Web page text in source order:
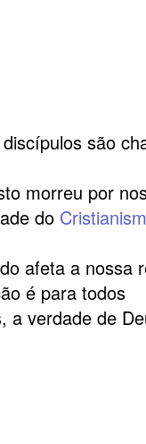
são
morreu por
do
afeta a nossa
é para todos
a verdade de